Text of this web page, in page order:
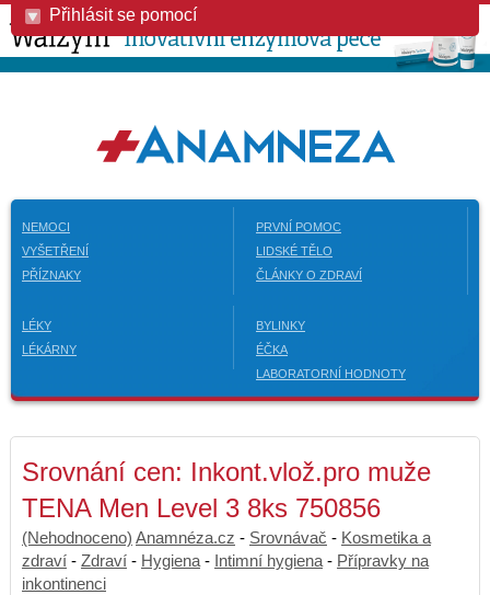
Přihlásit se pomocí
NEMOCI
VYŠETŘENÍ
PŘÍZNAKY
PRVNÍ POMOC
LIDSKÉ TĚLO
ČLÁNKY O ZDRAVÍ
LÉKY
LÉKÁRNY
BYLINKY
ÉČKA
LABORATORNÍ HODNOTY
Srovnání cen: Inkont.vlož.pro muže
TENA Men Level 3 8ks 750856
(Nehodnoceno) Anamnéza.cz - Srovnávač - Kosmetika a
zdraví - Zdraví - Hygiena - Intimní hygiena - Přípravky na
inkontinenci